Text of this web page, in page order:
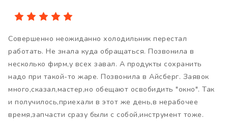
Совершенно неожиданно холодильник перестал
работать. Не знала куда обращаться. Позвонила в
несколько фирм,у всех завал. А продукты сохранить
надо при такой-то жаре. Позвонила в Айсберг. Заявок
много,сказал,мастер,но обещают освобидить "окно". Так
и получилось,приехали в этот же день,в нерабочее
время,запчасти сразу были с собой,инструмент тоже.